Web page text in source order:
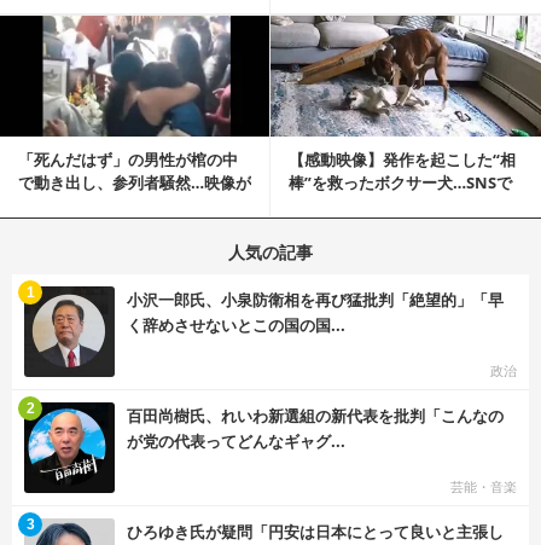
「死んだはず」の男性が棺の中
で動き出し、参列者騒然…映像が
【感動映像】発作を起こした“相
棒”を救ったボクサー犬…SNSで
記事を読む
人気の記事
小沢一郎氏、小泉防衛相を再び猛批判「絶望的」「早
く辞めさせないとこの国の国...
政治
1
百田尚樹氏、れいわ新選組の新代表を批判「こんなの
が党の代表ってどんなギャグ...
芸能・音楽
2
ひろゆき氏が疑問「円安は日本にとって良いと主張し
3